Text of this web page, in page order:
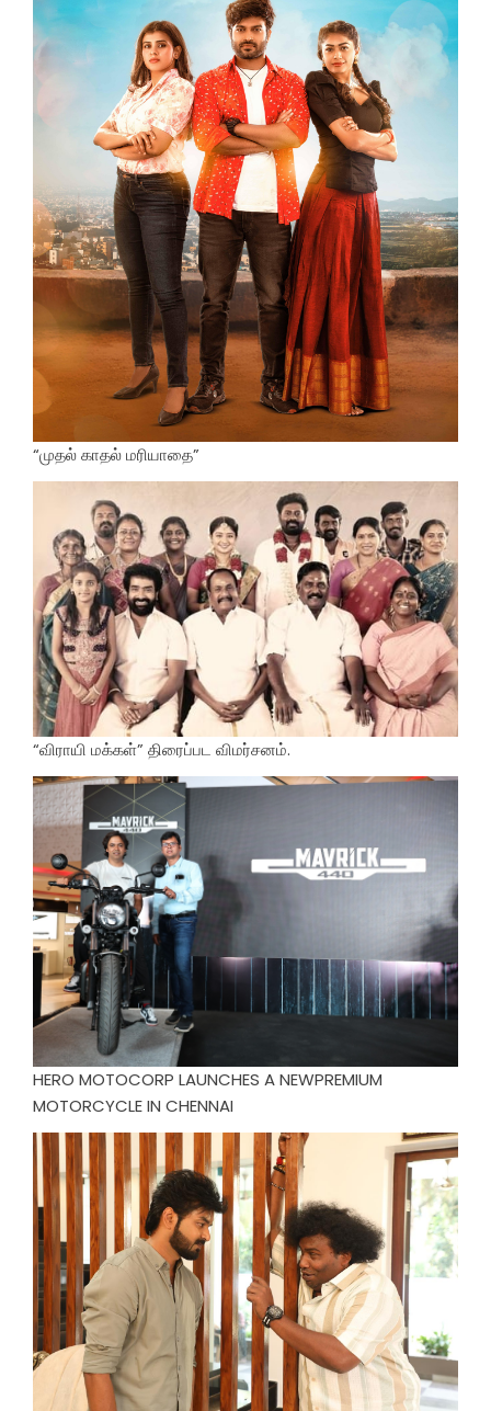
“முதல் காதல் மரியாதை”
“விராயி மக்கள்” திரைப்பட விமர்சனம்.
HERO MOTOCORP LAUNCHES A NEWPREMIUM
MOTORCYCLE IN CHENNAI